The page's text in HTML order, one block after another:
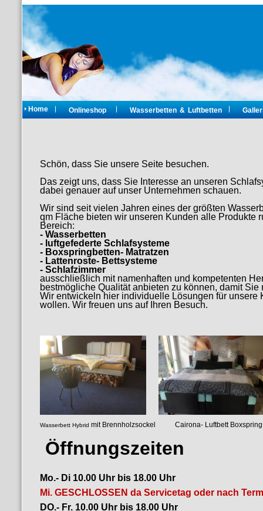
Home Onlineshop Wasserbetten & Luftbetten
Schön, dass Sie unsere Seite besuchen.
Das zeigt uns, dass Sie Interesse an unseren
dabei genauer auf unser Unternehmen schauen.
Wir sind seit vielen Jahren eines der größten
qm Fläche bieten wir unseren Kunden alle
Bereich:
- Wasserbetten
- luftgefederte Schlafsysteme
- Boxspringbetten- Matratzen
- Lattenroste- Bettsysteme
- Schlafzimmer
ausschließlich mit namenhaften und kompetenten
bestmögliche Qualität anbieten zu können, damit
Wir entwickeln hier individuelle Lösungen für
wollen. Wir freuen uns auf Ihren Besuch.
Wasserbett Hybrid mit Brennholzsockel Cairona-
Öffnungszeiten
Mo.- Di 10.00 Uhr bis 18.00 Uhr
Mi. GESCHLOSSEN da Servicetag oder nach
DO.- Fr. 10.00 Uhr bis 18.00 Uhr